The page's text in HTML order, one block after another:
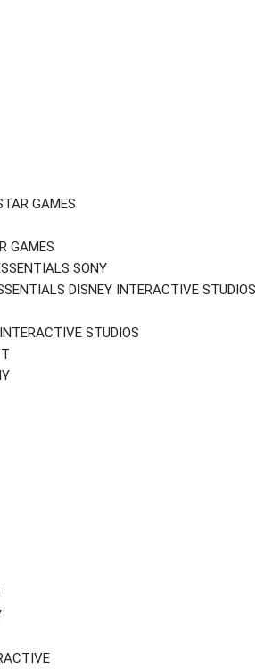
GAMES
GAMES
SONY
DISNEY INTERACTIVE STUDIOS
STUDIOS